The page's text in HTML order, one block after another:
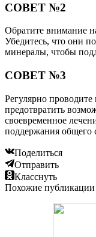
СОВЕТ №2
Обратите внимание
Убедитесь, что они
минералы, чтобы
СОВЕТ №3
Регулярно
предотвратить
своевременное
поддержания общего
Поделиться
Отправить
Класснуть
Похожие публикации